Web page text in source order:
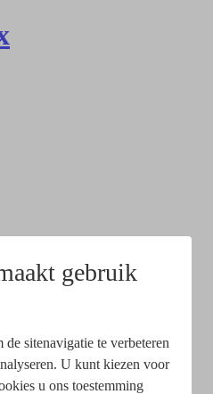
gebruik
sitenavigatie te verbeteren
U kunt kiezen voor
u ons toestemming